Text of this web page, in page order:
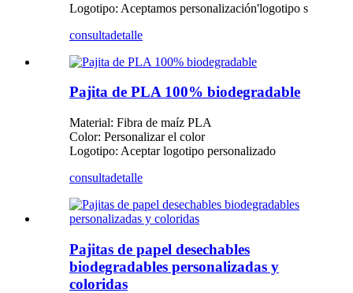
Logotipo: Aceptamos personalización'logotipo s
consultadetalle
Pajita de PLA 100% biodegradable
Material: Fibra de maíz PLA
Color: Personalizar el color
Logotipo: Aceptar logotipo personalizado
consultadetalle
Pajitas de papel desechables
biodegradables personalizadas y
coloridas